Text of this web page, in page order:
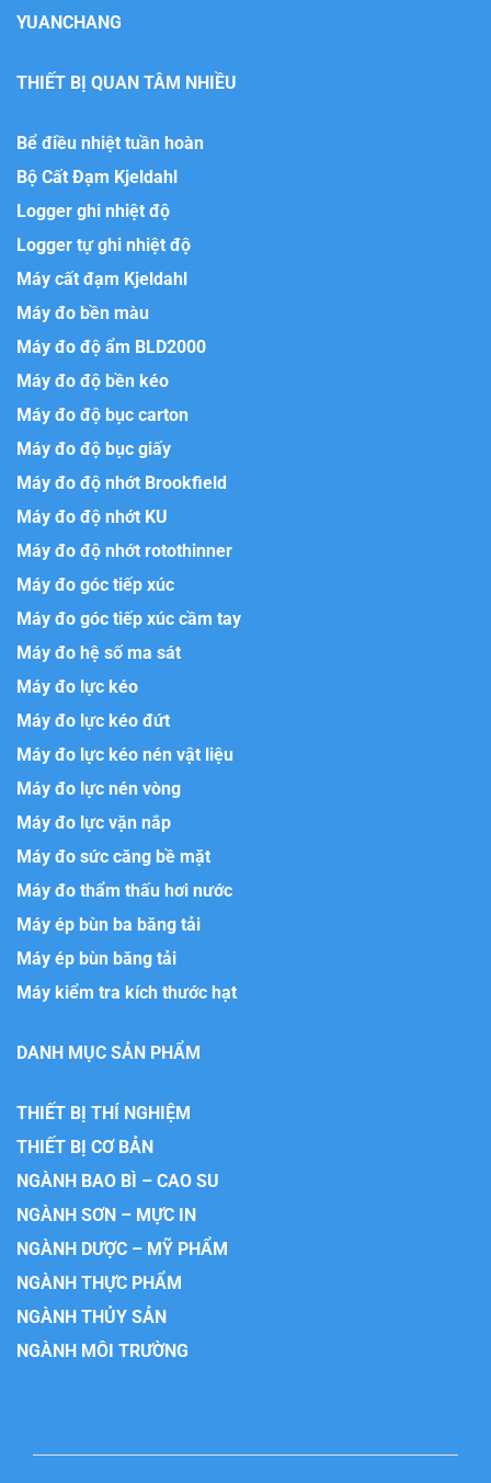
YUANCHANG
THIẾT BỊ QUAN TÂM NHIỀU
Bể điều nhiệt tuần hoàn
Bộ Cất Đạm Kjeldahl
Logger ghi nhiệt độ
Logger tự ghi nhiệt độ
Máy cất đạm Kjeldahl
Máy đo bền màu
Máy đo độ ẩm BLD2000
Máy đo độ bền kéo
Máy đo độ bục carton
Máy đo độ bục giấy
Máy đo độ nhớt Brookfield
Máy đo độ nhớt KU
Máy đo độ nhớt rotothinner
Máy đo góc tiếp xúc
Máy đo góc tiếp xúc cầm tay
Máy đo hệ số ma sát
Máy đo lực kéo
Máy đo lực kéo đứt
Máy đo lực kéo nén vật liệu
Máy đo lực nén vòng
Máy đo lực vặn nắp
Máy đo sức căng bề mặt
Máy đo thẩm thấu hơi nước
Máy ép bùn ba băng tải
Máy ép bùn băng tải
Máy kiểm tra kích thước hạt
DANH MỤC SẢN PHẨM
THIẾT BỊ THÍ NGHIỆM
THIẾT BỊ CƠ BẢN
NGÀNH BAO BÌ – CAO SU
NGÀNH SƠN – MỰC IN
NGÀNH DƯỢC – MỸ PHẨM
NGÀNH THỰC PHẨM
NGÀNH THỦY SẢN
NGÀNH MÔI TRƯỜNG